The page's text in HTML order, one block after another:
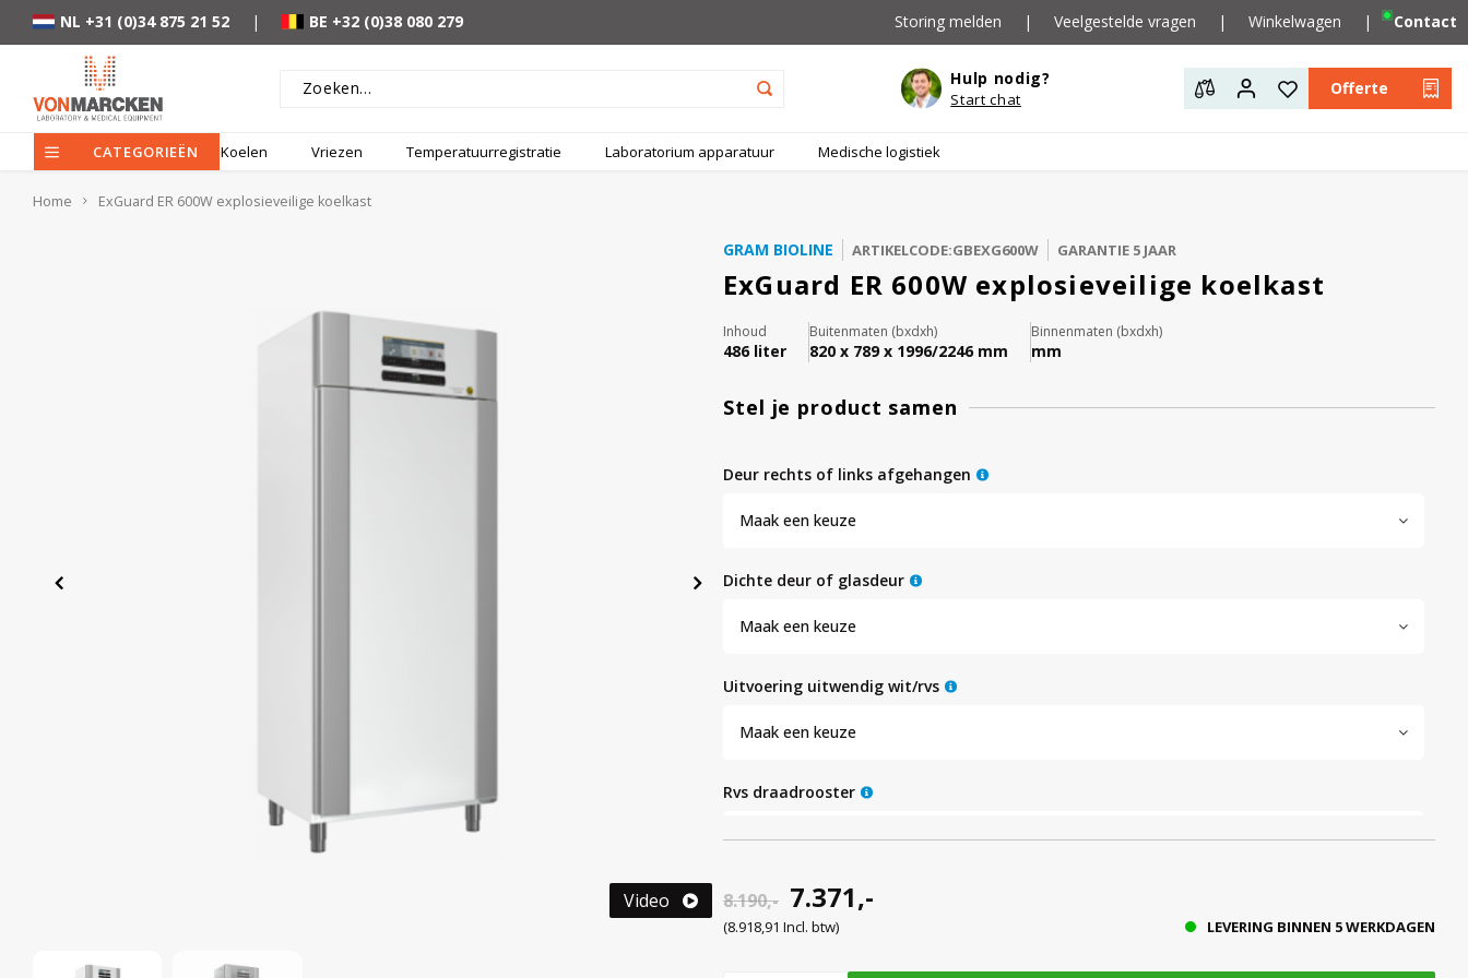
NL +31 (0)34 875 21 52 | BE +32 (0)38 080 279 Storing melden | Veelgestelde vragen | Winkelwagen | Contact
Hulp nodig?
Start chat
Offerte
CATEGORIEËN Koelen Vriezen Temperatuurregistratie Laboratorium apparatuur Medische logistiek
Home ExGuard ER 600W explosieveilige koelkast
Video
GRAM BIOLINE ARTIKELCODE:GBEXG600W GARANTIE 5 JAAR
ExGuard ER 600W explosieveilige koelkast
Inhoud
486 liter
Buitenmaten (bxdxh)
820 x 789 x 1996/2246 mm
Binnenmaten (bxdxh)
mm
Stel je product samen
deur rechts of links afgehangen
Maak een keuze
dichte deur of glasdeur
Maak een keuze
uitvoering uitwendig wit/rvs
Maak een keuze
rvs draadrooster
Maak een keuze
roestvaststalen lade 40 kg
8.190,- 7.371,-
(8.918,91 Incl. btw) LEVERING BINNEN 5 WERKDAGEN